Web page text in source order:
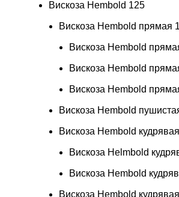
Вискоза Hembold 125
Вискоза Hembold прямая
Вискоза Hembold
Вискоза Hembold
Вискоза Hembold
Вискоза Hembold
Вискоза Hembold кудрявая
Вискоза Helmbold
Вискоза Hembold
Вискоза Hembold